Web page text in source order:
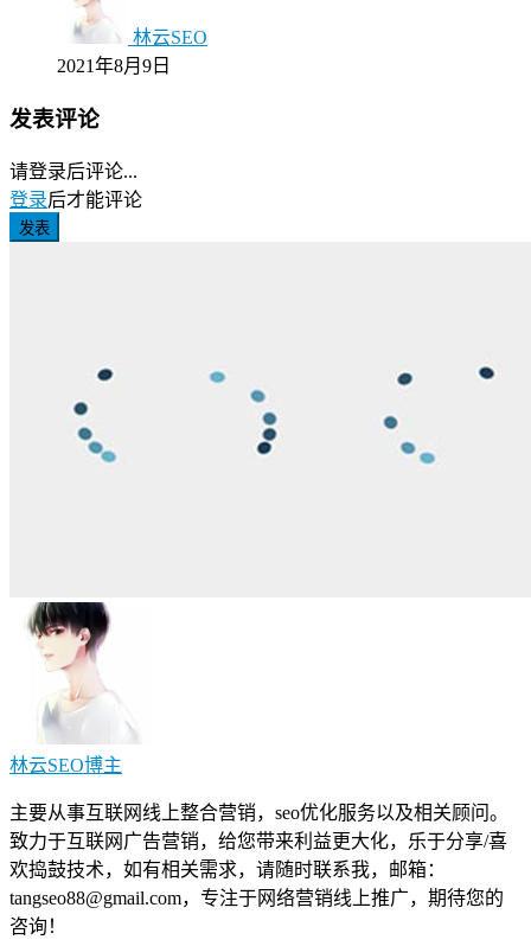
林云SEO
2021年8月9日
发表评论
请登录后评论...
登录后才能评论
发表
林云SEO博主
主要从事互联网线上整合营销，seo优化服务以及相关顾问。
致力于互联网广告营销，给您带来利益更大化，乐于分享/喜
欢捣鼓技术，如有相关需求，请随时联系我，邮箱：
tangseo88@gmail.com，专注于网络营销线上推广，期待您的
咨询！